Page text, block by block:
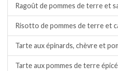
Ragoût de pommes de terre et
Risotto de pommes de terre et
Tarte aux épinards, chèvre et
Tarte aux pommes de terre